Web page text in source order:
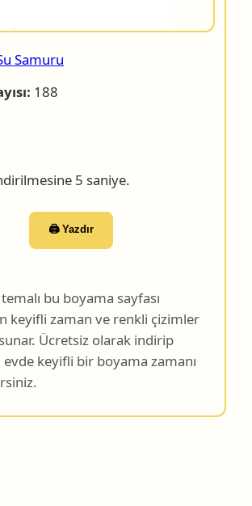
Samuru
188
4 saniye.
Ücretsiz olarak indirip
evde keyifli bir boyama zamanı